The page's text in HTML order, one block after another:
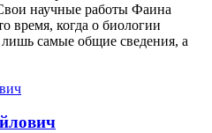
научные работы Фаина
время, когда о биологии
самые общие сведения, а